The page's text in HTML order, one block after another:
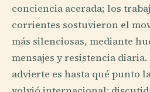
conciencia acerada; los
corrientes sostuvieron el
más silenciosas, mediante
mensajes y resistencia
advierte es hasta qué punto